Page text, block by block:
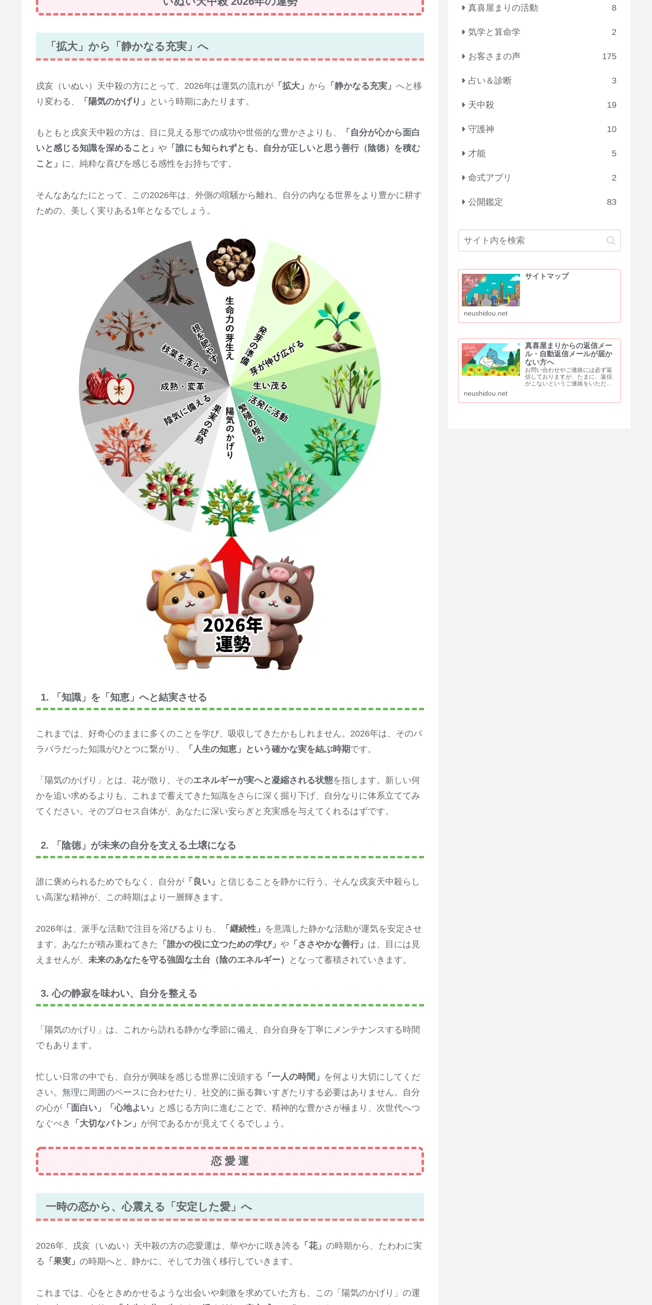
いぬい天中殺 2026年の運勢
「拡大」から「静かなる充実」へ
戌亥（いぬい）天中殺の方にとって、2026年は運気の流れが 「拡大」から 「静かなる充実」
へと移
り変わる、「陽気のかげり」 という時期にあたります。
いと感じる知識を深めること」や「誰にも知られずとも、自分が正しいと思う善行（陰徳）を積む
こと」 に、純粋な喜びを感じる感性をお持ちです。
そんなあなたにとって、この2026年は、外側の喧騒から離れ、自分の内なる世界をより豊かに耕す
ための、美しく実りある1年となるでしょう。
1. 「知識」を「知恵」へと結実させる
これまでは、好奇心のままに多くのことを学び、吸収してきたかもしれません。2026年は、そのバ
ラバラだった知識がひとつに繋がり、 「人生の知恵」という確かな実を結ぶ時期 です。
かを追い求めるよりも、これまで蓄えてきた知識をさらに深く掘り下げ、自分なりに体系立ててみ
2. 「陰徳」が未来の自分を支える土壌になる
誰に褒められるためでもなく、自分が「良い」
と信じることを静かに行う。そんな戌亥天中殺らし
い高潔な精神が、この時期はより一層輝きます。
ます。あなたが積み重ねてきた「誰かの役に立つための学び」
3. 心の静寂を味わい、自分を整える
「陽気のかげり」は、これから訪れる静かな季節に備え、自分自身を丁寧にメンテナンスする時間
でもあります。
忙しい日常の中でも、自分が興味を感じる世界に没頭する 「一人の時間」
さい。無理に周囲のペースに合わせたり、社交的に振る舞いすぎたりする必要はありません。自分
の心が
と感じる方向に進むことで、精神的な豊かさが極まり、次世代へつ
なぐべき「大切なバトン」が何であるかが見えてくるでしょう。
恋 愛 運
一時の恋から、心震える「安定した愛」へ
2026年、戌亥（いぬい）天中殺の方の恋愛運は、華やかに咲き誇る 「花」の時期から、たわわに実
真喜屋まりの活動 8
気学と算命学 2
お客さまの声 175
占い＆診断 3
天中殺 19
守護神 10
才能 5
命式アプリ 2
公開鑑定 83
サイトマップ
neushidou.net
真喜屋まりからの返信メー
ル・自動返信メールが届か
ない方へ
お問い合わせやご連絡には必ず返
信しておりますが、たまに、返信
がこないというご連絡をいただき
ない」と、ご連絡をいただくこと
neushidou.net